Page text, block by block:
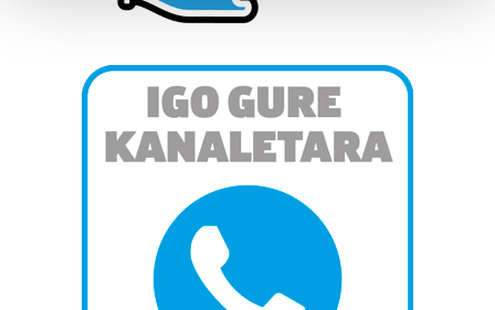
prozesatzen ditugu, zure IP zenbakia, besteak beste,
teknologia erabiliz, cookieak adibidez, iragarki eta eduki
pertsonalizatuak eskaintzeko, iragarkiak eta edukia
neurtzeko, jendeari buruzko informazioa biltzeko eta
erabiltzen dituen hauta dezakezu.
Bazkide batzuek ez dizute baimenik eskatzen, eta beren
interes komertzial legitimoetan babesten dira. Ikusi gure